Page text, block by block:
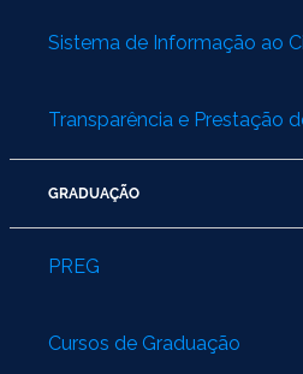
Ministério da Transparência e
Ministério dos Direitos Humanos
Gabinete de Segurança Institucional
Banco Central do Brasil
Sistema de Informação ao
Transparência e Prestação
GRADUAÇÃO
PREG
Cursos de Graduação